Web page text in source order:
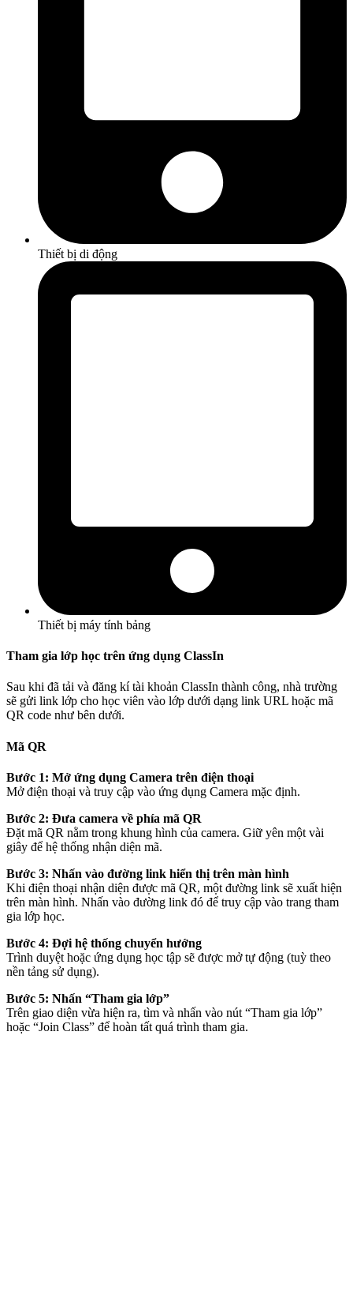
Thiết bị di động
Thiết bị máy tính bảng
Tham gia lớp học trên ứng dụng ClassIn
Sau khi đã tải và đăng kí tài khoản ClassIn thành công, nhà trường
sẽ gửi link lớp cho học viên vào lớp dưới dạng link URL hoặc mã
QR code như bên dưới.
Mã QR
Bước 1: Mở ứng dụng Camera trên điện thoại
Mở điện thoại và truy cập vào ứng dụng Camera mặc định.
Bước 2: Đưa camera về phía mã QR
Đặt mã QR nằm trong khung hình của camera. Giữ yên một vài
giây để hệ thống nhận diện mã.
Bước 3: Nhấn vào đường link hiển thị trên màn hình
Khi điện thoại nhận diện được mã QR, một đường link sẽ xuất hiện
trên màn hình. Nhấn vào đường link đó để truy cập vào trang tham
gia lớp học.
Bước 4: Đợi hệ thống chuyển hướng
Trình duyệt hoặc ứng dụng học tập sẽ được mở tự động (tuỳ theo
nền tảng sử dụng).
Bước 5: Nhấn “Tham gia lớp”
Trên giao diện vừa hiện ra, tìm và nhấn vào nút “Tham gia lớp”
hoặc “Join Class” để hoàn tất quá trình tham gia.